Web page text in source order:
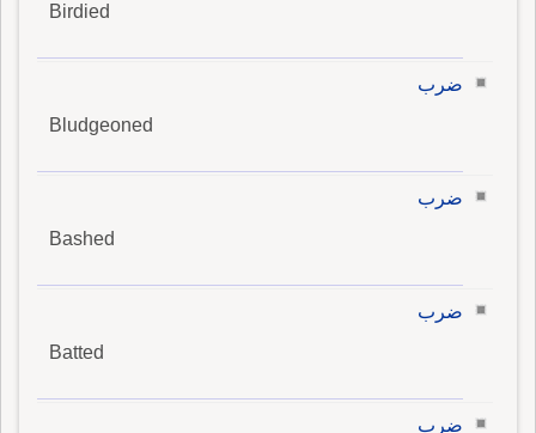
Birdied
ضرب
Bludgeoned
ضرب
Bashed
ضرب
Batted
ضرب